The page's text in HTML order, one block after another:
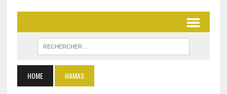
HOME HAMAS